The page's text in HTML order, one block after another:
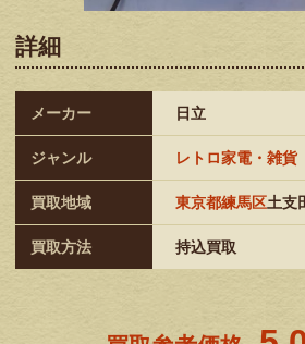
詳細
メーカー 日立
ジャンル レトロ家電・雑貨
買取地域 東京都練馬区土支
買取方法 持込買取